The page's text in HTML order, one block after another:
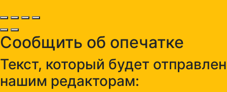
Сообщить об опечатке
Текст, который будет отправлен
нашим редакторам: